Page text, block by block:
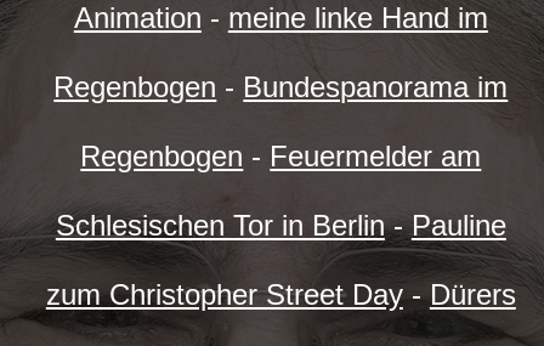
Animation - meine linke Hand im
Regenbogen - Bundespanorama im
Regenbogen - Feuermelder am
Schlesischen Tor in Berlin-Pauline
zum Christopher Street Day- Dürers